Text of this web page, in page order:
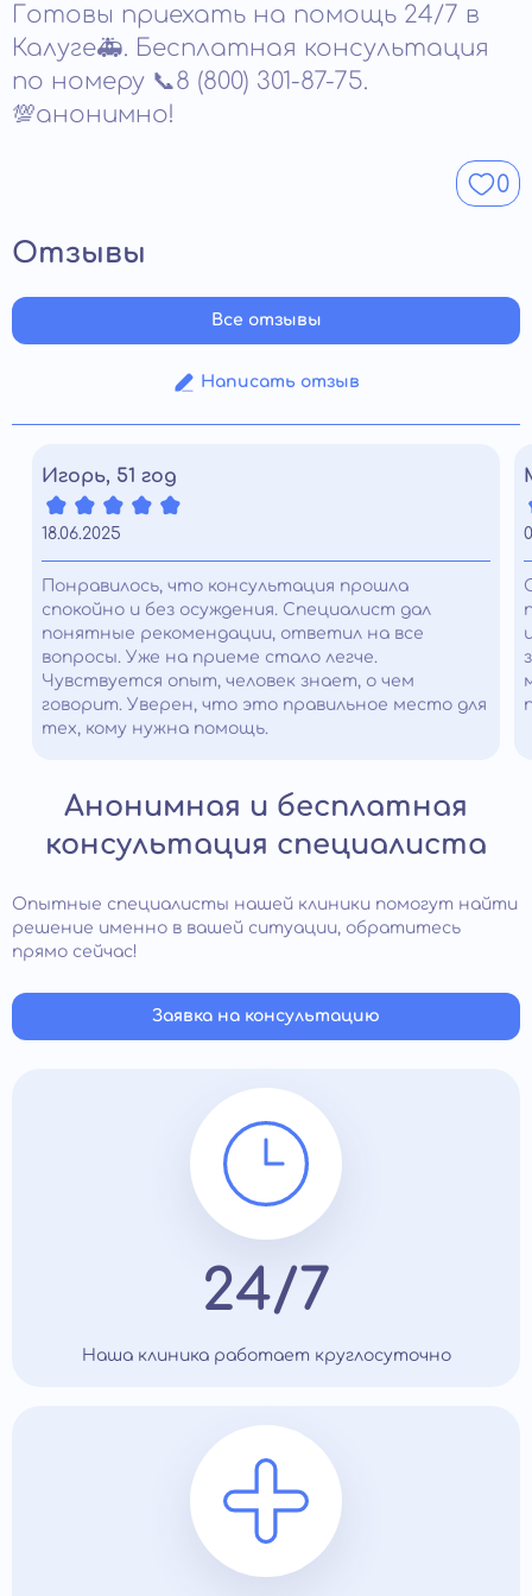
лечения составляет 6–12 месяцев. За это время
организм полностью очищается от токсинов,
вырабатываются полезные привычки (правильное
питание, соблюдение режима дня, занятия
физкультурой), человек избавляется от физической и
Готовы приехать на помощь 24/7 в
Калуге🚑. Бесплатная консультация
по номеру 📞8 (800) 301-87-75.
💯анонимно!
0
Отзывы
Написать отзыв
Все отзывы
Игорь, 51 год
18.06.2025
Понравилось, что консультация прошла
спокойно и без осуждения. Специалист дал
понятные рекомендации, ответил на все
вопросы. Уже на приеме стало легче.
Чувствуется опыт, человек знает, о чем
говорит. Уверен, что это правильное место для
тех, кому нужна помощь.
Анонимная и бесплатная
консультация специалиста
Опытные специалисты нашей клиники помогут найти
решение именно в вашей ситуации, обратитесь
прямо сейчас!
Заявка на консультацию
24/7
Наша клиника работает круглосуточно